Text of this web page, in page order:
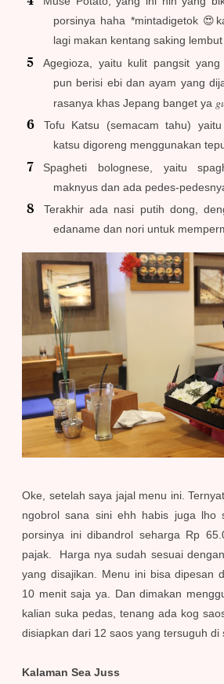
porsinya haha *mintadigetok
lagi makan kentang saking
Agegioza, yaitu kulit pangsit yang
pun berisi ebi dan ayam yang
rasanya khas Jepang banget ya
Tofu Katsu (semacam tahu)
katsu digoreng menggunakan
Spagheti bolognese, yaitu
maknyus dan ada pedes-
Terakhir ada nasi putih dong,
edaname dan nori untuk
Oke, setelah saya jajal menu ini.
ngobrol sana sini ehh habis juga lho
porsinya ini dibandrol seharga Rp
pajak. Harga nya sudah sesuai
yang disajikan. Menu ini bisa dipesan
10 menit saja ya. Dan dimakan
kalian suka pedas, tenang ada kog
disiapkan dari 12 saos yang tersuguh di
Kalaman Sea Juss